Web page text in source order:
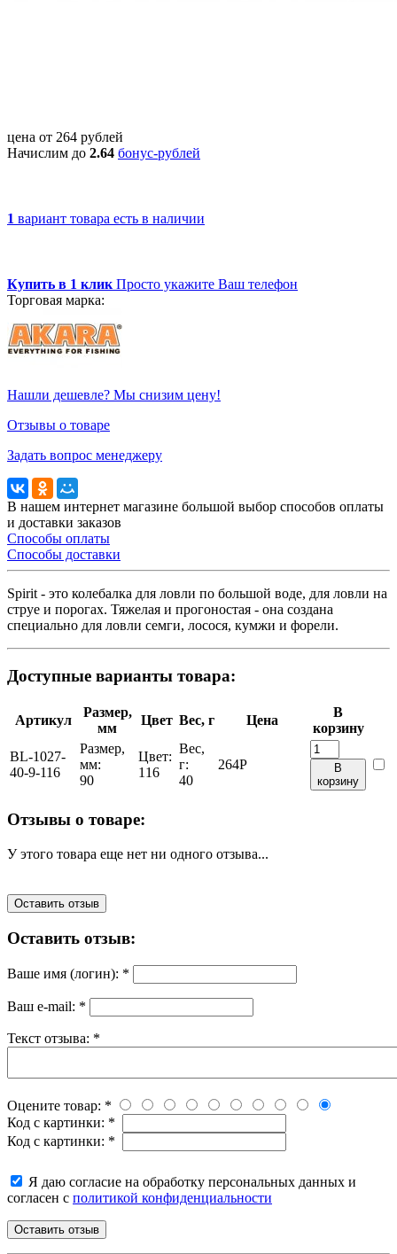
цена от 264 рублей
Начислим до 2.64 бонус-рублей
1 вариант товара есть в наличии
Купить в 1 клик Просто укажите Ваш телефон
Торговая марка:
Нашли дешевле? Мы снизим цену!
Отзывы о товаре
Задать вопрос менеджеру
В нашем интернет магазине большой выбор способов оплаты
и доставки заказов
Способы оплаты
Способы доставки
Spirit - это колебалка для ловли по большой воде, для ловли на
струе и порогах. Тяжелая и прогоностая - она создана
специально для ловли семги, лосося, кумжи и форели.
Доступные варианты товара:
Артикул
Размер,
мм
Цвет Вес, г Цена
В
корзину
BL-1027-
40-9-116
Размер,
мм:
90
Цвет:
116
Вес,
г:
40
264Р
В
корзину
Отзывы о товаре:
У этого товара еще нет ни одного отзыва...
Оставить отзыв
Оставить отзыв:
Ваше имя (логин): *
Ваш e-mail: *
Текст отзыва: *
Оцените товар: *
Код с картинки: *
Код с картинки: *
Я даю согласие на обработку персональных данных и
согласен с политикой конфиденциальности